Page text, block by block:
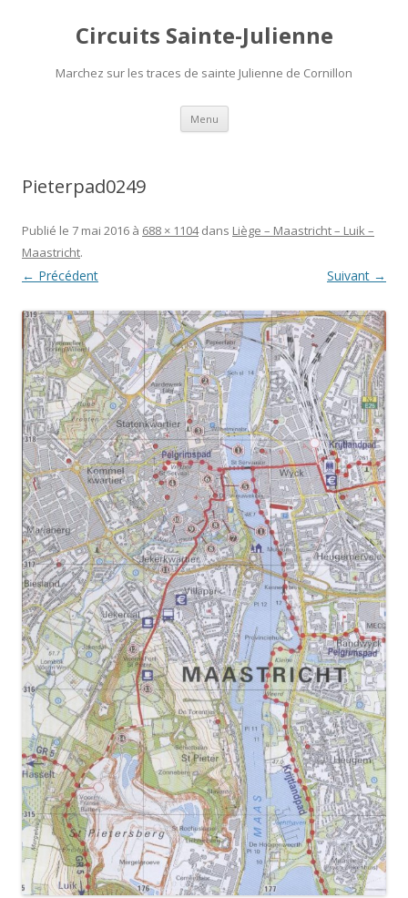
Circuits Sainte-Julienne
Marchez sur les traces de sainte Julienne de Cornillon
Menu Aller
contenu
Pieterpad0249
Publié le 7 mai 2016 à 688 × 1104dans Liège – Maastricht – Luik –
Maastricht.
← Précédent Suivant →